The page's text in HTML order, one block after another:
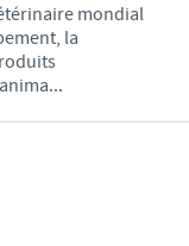
mondial
la